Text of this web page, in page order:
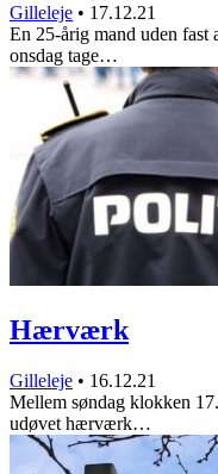
Gilleleje • 17.12.21
En 25-årig mand uden fast
onsdag tage…
Hærværk
Gilleleje • 16.12.21
Mellem søndag klokken
udøvet hærværk…